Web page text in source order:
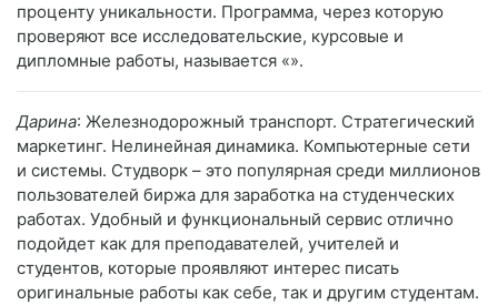
проценту уникальности. Программа, через которую
проверяют все исследовательские, курсовые и
дипломные работы, называется «».
Дарина: Железнодорожный транспорт. Стратегический
маркетинг. Нелинейная динамика. Компьютерные сети
и системы. Студворк – это популярная среди миллионов
пользователей биржа для заработка на студенческих
работах. Удобный и функциональный сервис отлично
подойдет как для преподавателей, учителей и
студентов, которые проявляют интерес писать
оригинальные работы как себе, так и другим студентам.